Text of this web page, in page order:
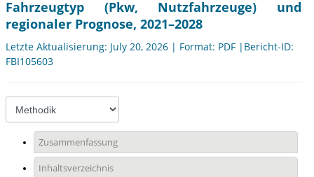
Fahrzeugtyp (Pkw, Nutzfahrzeuge) und
regionaler Prognose, 2021–2028
Letzte Aktualisierung: July 20, 2026 | Format: PDF |Bericht-ID:
FBI105603
Zusammenfassung
Inhaltsverzeichnis